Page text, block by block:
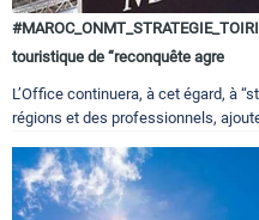
touristique de “reconquête agre
L’Office continuera, à cet égard, à
régions et des professionnels,